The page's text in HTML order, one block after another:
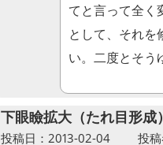
てと言って全く
として、それを
い。二度とそう
下眼瞼拡大（たれ目形成
投稿日：2013-02-04
投